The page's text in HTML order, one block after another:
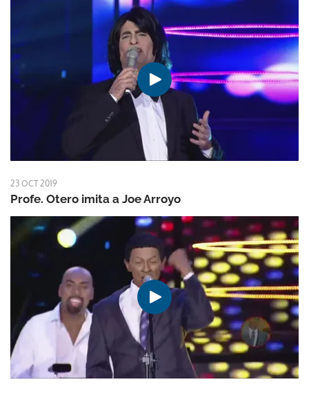
23 OCT 2019
Profe. Otero imita a Joe Arroyo